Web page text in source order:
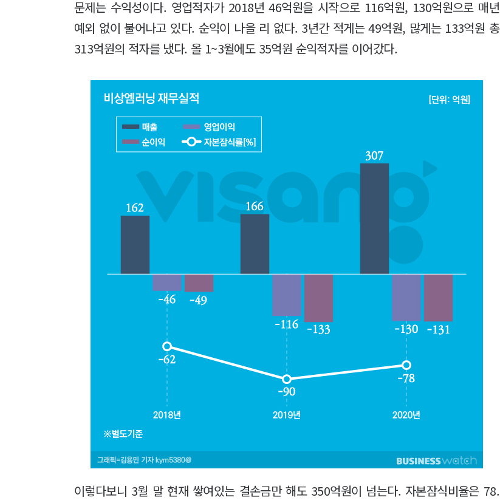
문제는 수익성이다. 영업적자가 2018년 46억원을 시작으로 116억원, 130억원으로 매년
예외 없이 불어나고 있다. 순익이 나을 리 없다. 3년간 적게는 49억원, 많게는 133억원 총
313억원의 적자를 냈다. 올 1~3월에도 35억원 순익적자를 이어갔다.
이렇다보니 3월 말 현재 쌓여있는 결손금만 해도 350억원이 넘는다. 자본잠식비율은 78.